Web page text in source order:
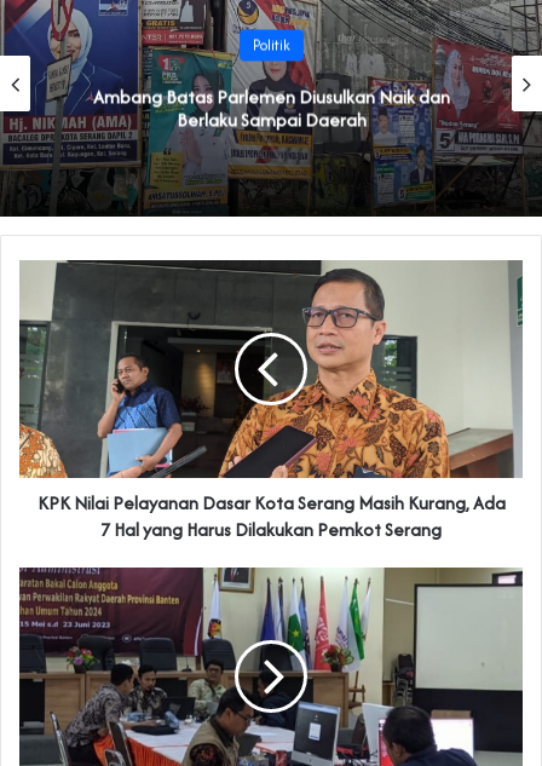
Politik
Ambang Batas Parlemen Diusulkan Naik dan
Berlaku Sampai Daerah
KPK Nilai Pelayanan Dasar Kota Serang Masih Kurang, Ada
7 Hal yang Harus Dilakukan Pemkot Serang